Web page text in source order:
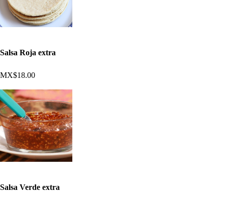
Salsa Roja extra
MX$18.00
Salsa Verde extra